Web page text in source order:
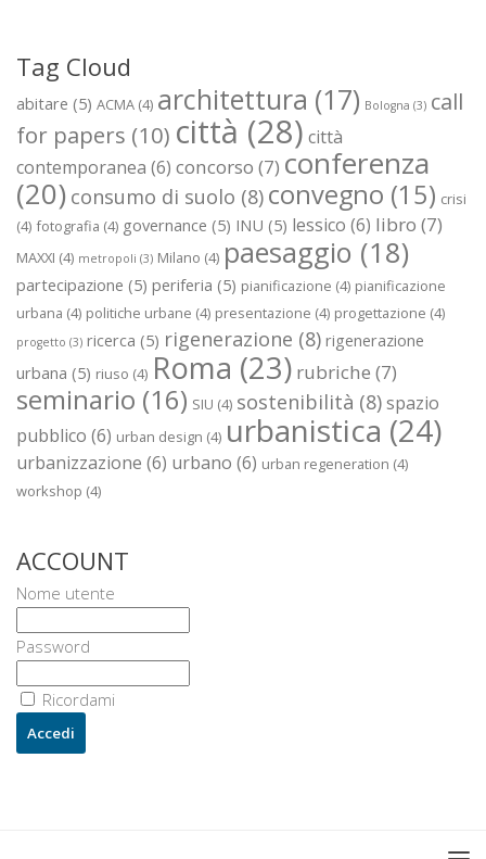
Tag Cloud
abitare (5) ACMA (4) architettura (17) Bologna (3) call
for papers (10) città (28) città
contemporanea (6) concorso (7) conferenza
(20) consumo di suolo (8) convegno (15) crisi
(4) fotografia (4) governance (5) INU (5) lessico (6) libro (7)
MAXXI (4) metropoli (3) Milano (4) paesaggio (18)
partecipazione (5) periferia (5) pianificazione (4) pianificazione
urbana (4) politiche urbane (4) presentazione (4) progettazione (4)
progetto (3) ricerca (5) rigenerazione (8) rigenerazione
urbana (5) riuso (4) Roma (23) rubriche (7)
seminario (16) SIU (4) sostenibilità (8)spazio
pubblico (6) urban design (4) urbanistica (24)
urbanizzazione (6) urbano (6) urban regeneration (4)
workshop (4)
ACCOUNT
Nome utente
Password
Ricordami